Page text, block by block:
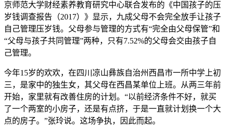
京师范大学财经素养教育研究中心联合发布的《中国孩子的压
岁钱调查报告（2017）》显示，九成父母不会完全放手让孩子
自己管理压岁钱。父母参与管理的方式有“完全由父母保管”和
“父母与孩子共同管理”两种，只有7.52%的父母会交由孩子自
己管理。
今年15岁的欢欢，在四川凉山彝族自治州西昌市一所中学上初
三，是家中的独生女，其父母在西昌某单位上班。从两三年前
开始，家里就有改善住房的计划。“以前经济条件不好，就买
了一个两室的小房子，还是有点挤，于是一直就计划换一个大
点的房子。”张玲说。这场争执，因此而起。